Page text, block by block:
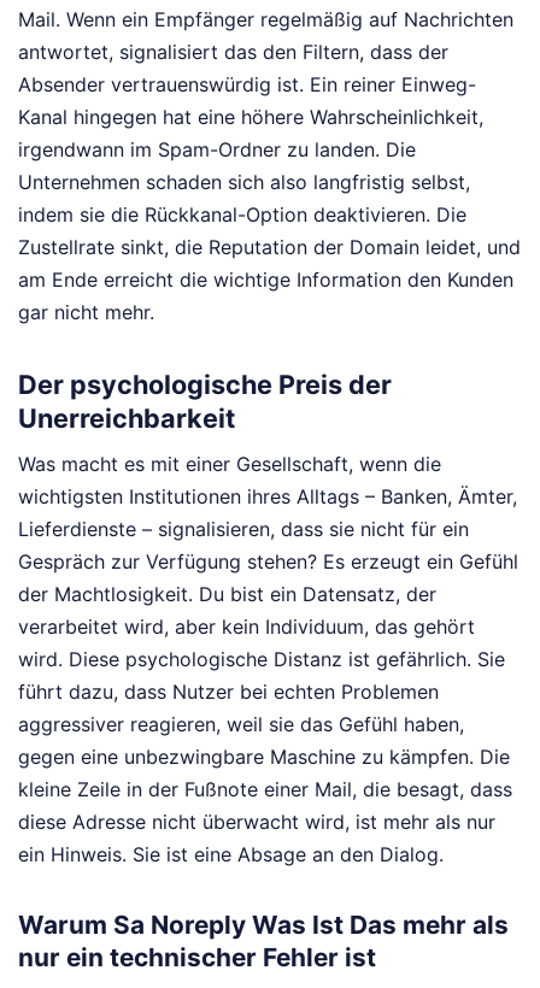
Mail. Wenn ein Empfänger regelmäßig auf Nachrichten
antwortet, signalisiert das den Filtern, dass der
Absender vertrauenswürdig ist. Ein reiner Einweg-
Kanal hingegen hat eine höhere Wahrscheinlichkeit,
irgendwann im Spam-Ordner zu landen. Die
Unternehmen schaden sich also langfristig selbst,
indem sie die Rückkanal-Option deaktivieren. Die
Zustellrate sinkt, die Reputation der Domain leidet, und
am Ende erreicht die wichtige Information den Kunden
gar nicht mehr.
Der psychologische Preis der
Unerreichbarkeit
Was macht es mit einer Gesellschaft, wenn die
wichtigsten Institutionen ihres Alltags – Banken, Ämter,
Lieferdienste – signalisieren, dass sie nicht für ein
Gespräch zur Verfügung stehen? Es erzeugt ein Gefühl
der Machtlosigkeit. Du bist ein Datensatz, der
verarbeitet wird, aber kein Individuum, das gehört
wird. Diese psychologische Distanz ist gefährlich. Sie
führt dazu, dass Nutzer bei echten Problemen
aggressiver reagieren, weil sie das Gefühl haben,
gegen eine unbezwingbare Maschine zu kämpfen. Die
kleine Zeile in der Fußnote einer Mail, die besagt, dass
diese Adresse nicht überwacht wird, ist mehr als nur
ein Hinweis. Sie ist eine Absage an den Dialog.
Warum Sa Noreply Was Ist Das mehr als
nur ein technischer Fehler ist